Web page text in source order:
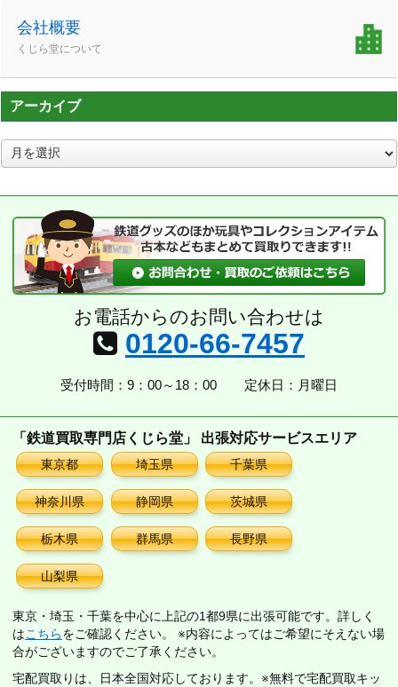
会社概要
くじら堂について
アーカイブ
ア
ー
ブ
お電話からのお問い合わせは
0120-66-7457
受付時間：9：00～18：00 定休日：月曜日
「鉄道買取専門店くじら堂」 出張対応サービスエリア
東京都 埼玉県 千葉県
神奈川県 静岡県 茨城県
栃木県 群馬県 長野県
山梨県
東京・埼玉・千葉を中心に上記の1都9県に出張可能です。詳しく
はこちらをご確認ください。 ※内容によってはご希望にそえない場
合がございますのでご了承ください。
宅配買取りは、日本全国対応しております。※無料で宅配買取キッ